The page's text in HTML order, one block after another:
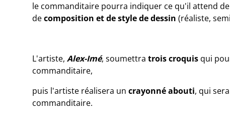
le commanditaire pourra indiquer ce qu'il attend
decomposition et de style de dessin (réaliste,
L'artiste, Alex-Imé, soumettra trois croquis qui
commanditaire,
puis l'artiste réalisera un crayonné abouti, qui
commanditaire.